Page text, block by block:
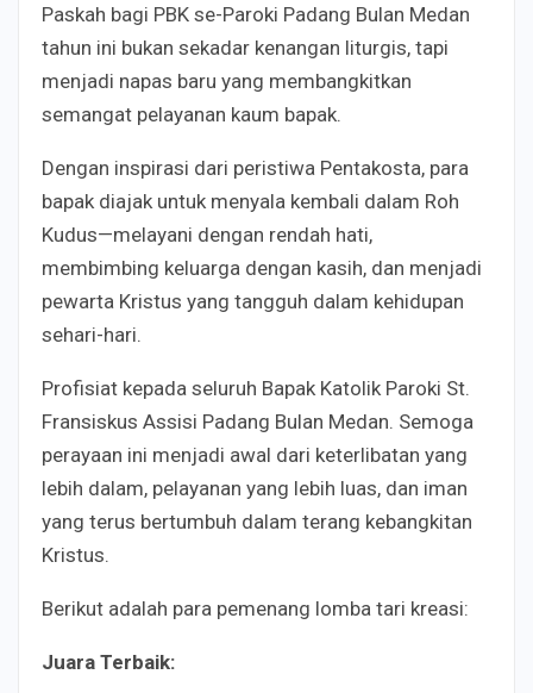
Paskah bagi PBK se-Paroki Padang Bulan Medan
tahun ini bukan sekadar kenangan liturgis, tapi
menjadi napas baru yang membangkitkan
semangat pelayanan kaum bapak.
Dengan inspirasi dari peristiwa Pentakosta, para
bapak diajak untuk menyala kembali dalam Roh
Kudus—melayani dengan rendah hati,
membimbing keluarga dengan kasih, dan menjadi
pewarta Kristus yang tangguh dalam kehidupan
sehari-hari.
Profisiat kepada seluruh Bapak Katolik Paroki St.
Fransiskus Assisi Padang Bulan Medan. Semoga
perayaan ini menjadi awal dari keterlibatan yang
lebih dalam, pelayanan yang lebih luas, dan iman
yang terus bertumbuh dalam terang kebangkitan
Kristus.
Berikut adalah para pemenang lomba tari kreasi:
Juara Terbaik: